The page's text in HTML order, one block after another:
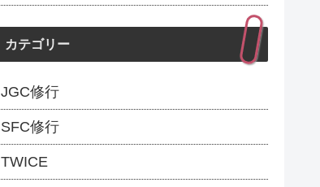
カテゴリー
JGC修行
SFC修行
TWICE